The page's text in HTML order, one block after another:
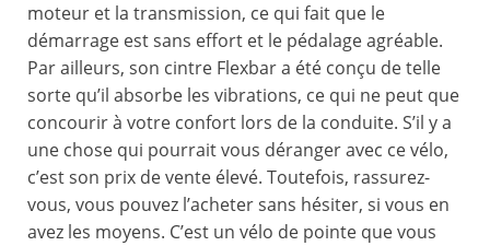
moteur et la transmission, ce qui fait que le
démarrage est sans effort et le pédalage agréable.
Par ailleurs, son cintre Flexbar a été conçu de telle
sorte qu’il absorbe les vibrations, ce qui ne peut que
concourir à votre confort lors de la conduite. S’il y a
une chose qui pourrait vous déranger avec ce vélo,
c’est son prix de vente élevé. Toutefois, rassurez-
vous, vous pouvez l’acheter sans hésiter, si vous en
avez les moyens. C’est un vélo de pointe que vous